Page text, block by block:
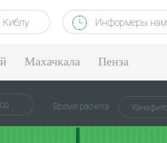
Информеры
Киблу
Махачкала Пенза
Время расчета